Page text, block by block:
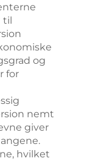
til
og
for
nemt
giver
hvilket